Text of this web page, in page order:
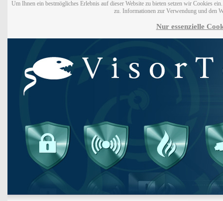
Um Ihnen ein bestmögliches Erlebnis auf dieser Website zu bieten setzen wir Cookies
zu. Informationen zur Verwendung und den
Nur essenzielle